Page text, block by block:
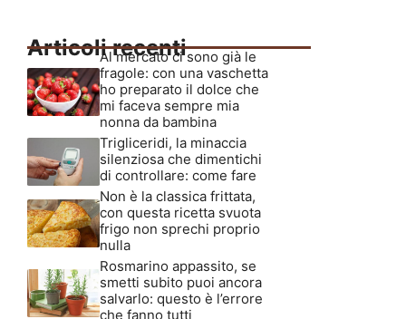
Articoli recenti
Al mercato ci sono già le
fragole: con una vaschetta
ho preparato il dolce che
mi faceva sempre mia
nonna da bambina
Trigliceridi, la minaccia
silenziosa che dimentichi
di controllare: come fare
Non è la classica frittata,
con questa ricetta svuota
frigo non sprechi proprio
nulla
Rosmarino appassito, se
smetti subito puoi ancora
salvarlo: questo è l’errore
che fanno tutti